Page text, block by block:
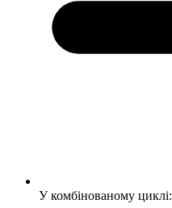
У комбінованому циклі: